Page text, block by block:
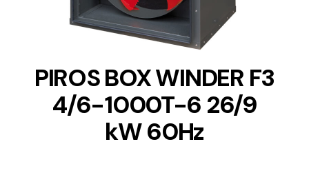
PIROS BOX WINDER F3
4/6-1000T-6 26/9
kW 60Hz